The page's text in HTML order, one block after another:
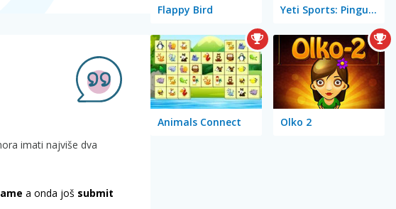
imati najviše dva
a onda još submit
Flappy Bird Yeti Sports: Pingu Throw
Animals Connect Olko 2